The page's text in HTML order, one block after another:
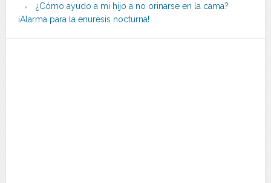
¿Cómo ayudo a mi hijo a no orinarse en la cama?
¡Alarma para la enuresis nocturna!